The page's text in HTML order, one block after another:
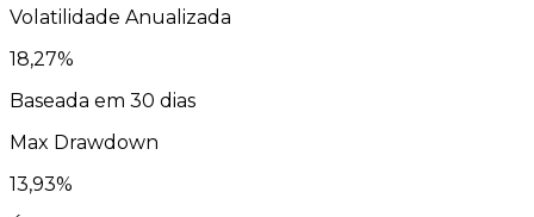
Volatilidade Anualizada
18,27%
Baseada em 30 dias
Max Drawdown
13,93%